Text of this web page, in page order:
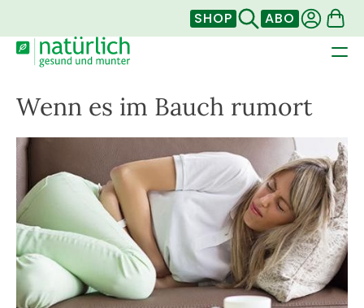
SHOP ABO
Wenn es im Bauch rumort